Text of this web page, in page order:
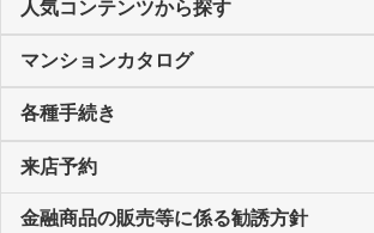
人気コンテンツから探す
マンションカタログ
各種手続き
来店予約
金融商品の販売等に係る勧誘方針